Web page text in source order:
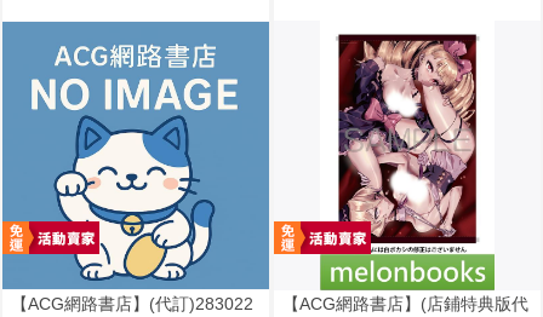
【ACG網路書店】(代訂)283022
【ACG網路書店】(店鋪特典版代